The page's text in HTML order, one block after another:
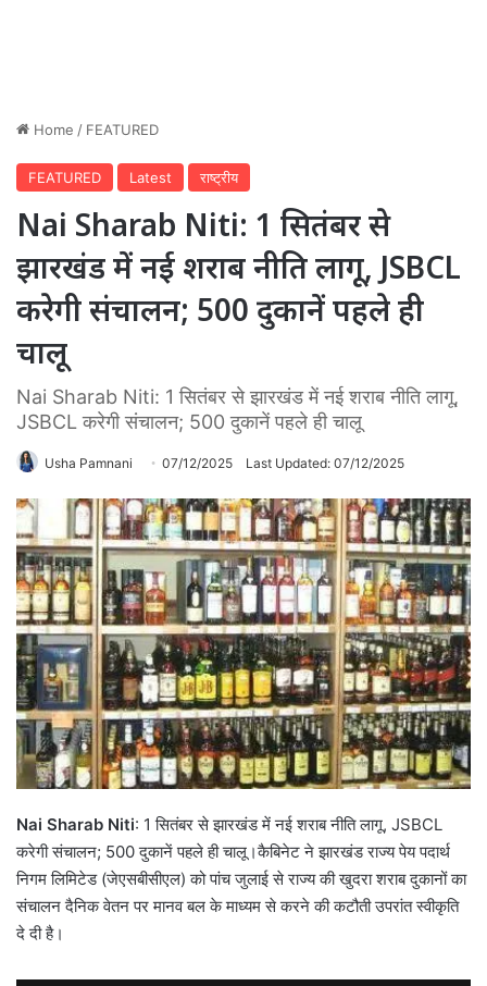
Home / FEATURED
FEATURED Latest राष्ट्रीय
Nai Sharab Niti: 1 सितंबर से
झारखंड में नई शराब नीति लागू, JSBCL
करेगी संचालन; 500 दुकानें पहले ही
चालू
Nai Sharab Niti: 1 सितंबर से झारखंड में नई शराब नीति लागू,
JSBCL करेगी संचालन; 500 दुकानें पहले ही चालू
Usha Pamnani 07/12/2025 Last Updated: 07/12/2025
Nai Sharab Niti: 1 सितंबर से झारखंड में नई शराब नीति लागू, JSBCL
करेगी संचालन; 500 दुकानें पहले ही चालू।कैबिनेट ने झारखंड राज्य पेय पदार्थ
निगम लिमिटेड (जेएसबीसीएल) को पांच जुलाई से राज्य की खुदरा शराब दुकानों का
संचालन दैनिक वेतन पर मानव बल के माध्यम से करने की कटौती उपरांत स्वीकृति
दे दी है।